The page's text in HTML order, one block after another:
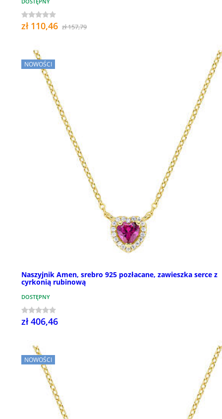
zł 110,46 zł 157,79
NOWOŚCI
Naszyjnik Amen, srebro 925 pozłacane, zawieszka serce z
cyrkonią rubinową
DOSTĘPNY
zł 406,46
NOWOŚCI